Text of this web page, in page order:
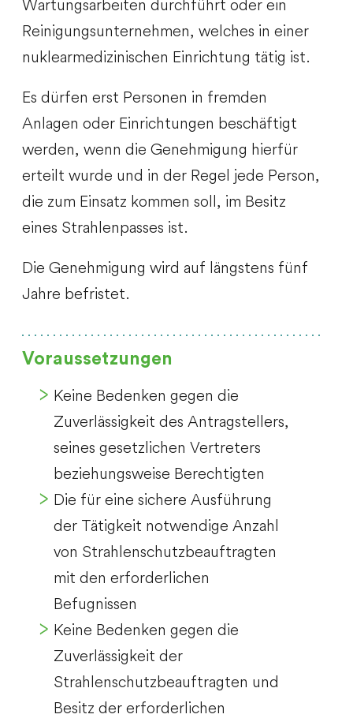
Wartungsarbeiten durchführt oder ein
Reinigungsunternehmen, welches in einer
nuklearmedizinischen Einrichtung tätig ist.
Es dürfen erst Personen in fremden
Anlagen oder Einrichtungen beschäftigt
werden, wenn die Genehmigung hierfür
erteilt wurde und in der Regel jede Person,
die zum Einsatz kommen soll, im Besitz
eines Strahlenpasses ist.
Die Genehmigung wird auf längstens fünf
Jahre befristet.
Voraussetzungen
Keine Bedenken gegen die
Zuverlässigkeit des Antragstellers,
seines gesetzlichen Vertreters
beziehungsweise Berechtigten
Die für eine sichere Ausführung
der Tätigkeit notwendige Anzahl
von Strahlenschutzbeauftragten
mit den erforderlichen
Befugnissen
Keine Bedenken gegen die
Zuverlässigkeit der
Strahlenschutzbeauftragten und
Besitz der erforderlichen